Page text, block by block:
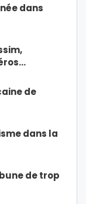
dans
de
dans la
de trop